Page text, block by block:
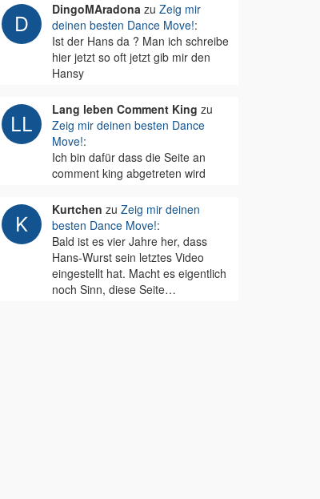
DingoMAradonazu Zeig mir
deinen besten Dance Move!:
Ist der Hans da ? Man ich schreibe
hier jetzt so oft jetzt gib mir den
Hansy
Lang leben Comment King zu
Zeig mir deinen besten Dance
Move!:
Ich bin dafür dass die Seite an
comment king abgetreten wird
Kurtchen zu Zeig mir deinen
besten Dance Move!:
Bald ist es vier Jahre her, dass
Hans-Wurst sein letztes Video
eingestellt hat. Macht es eigentlich
noch Sinn, diese Seite…